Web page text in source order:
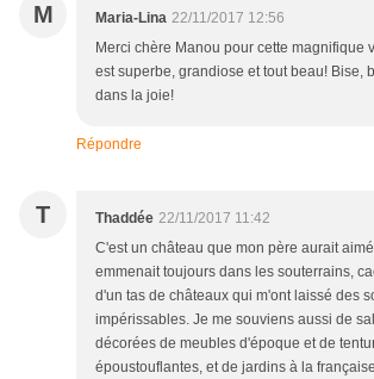
M Maria-Lina 22/11/2017 12:56
Merci chère Manou pour cette magnifique
est superbe, grandiose et tout beau! Bise,
dans la joie!
Répondre
T Thaddée 22/11/2017 11:42
C'est un château que mon père aurait
emmenait toujours dans les souterrains,
d'un tas de châteaux qui m'ont laissé des
impérissables. Je me souviens aussi de
décorées de meubles d'époque et de
époustouflantes, et de jardins à la